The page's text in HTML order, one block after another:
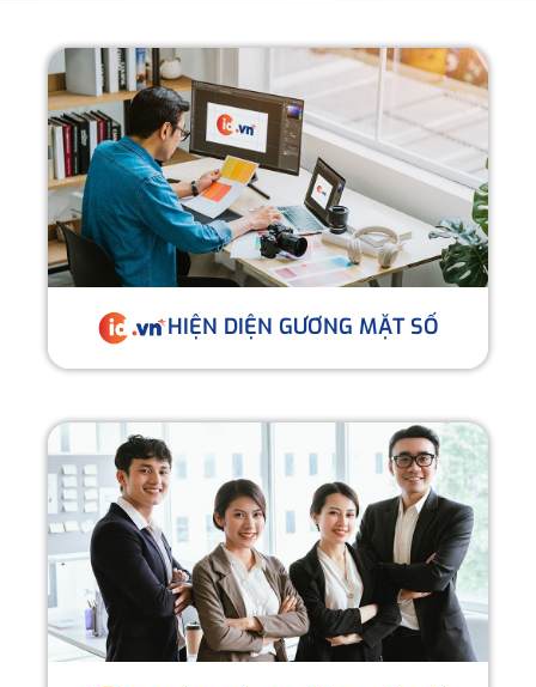
HIỆN DIỆN GƯƠNG MẶT SỐ